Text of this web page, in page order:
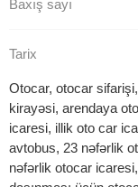
Baxış sayı
Tarix
Otocar, otocar
kirayəsi, arendaya
icaresi, illik oto car
avtobus, 23 nəfərlik
nəfərlik otocar